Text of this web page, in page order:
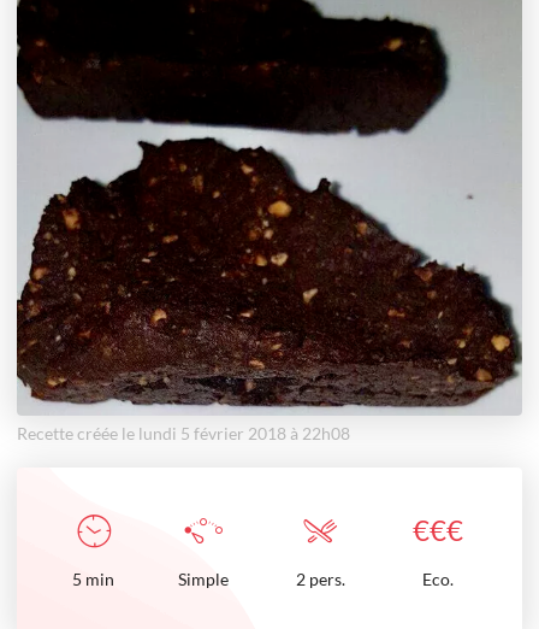
Recette créée le lundi 5 février 2018 à 22h08
€€€
5 min Simple 2 pers. Eco.